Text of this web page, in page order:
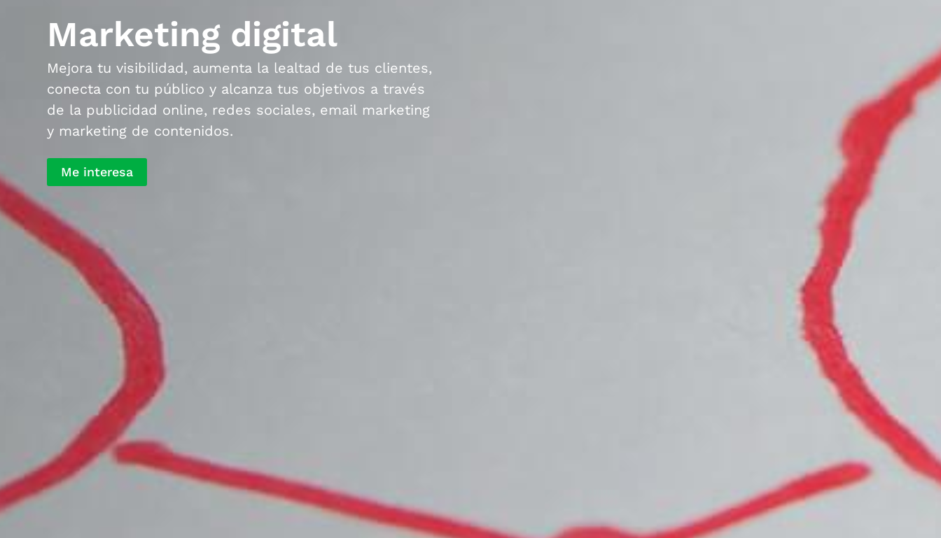
Marketing digital
Mejora tu visibilidad, aumenta la lealtad de tus clientes,
conecta con tu público y alcanza tus objetivos a través
de la publicidad online, redes sociales, email marketing
y marketing de contenidos.
Me interesa